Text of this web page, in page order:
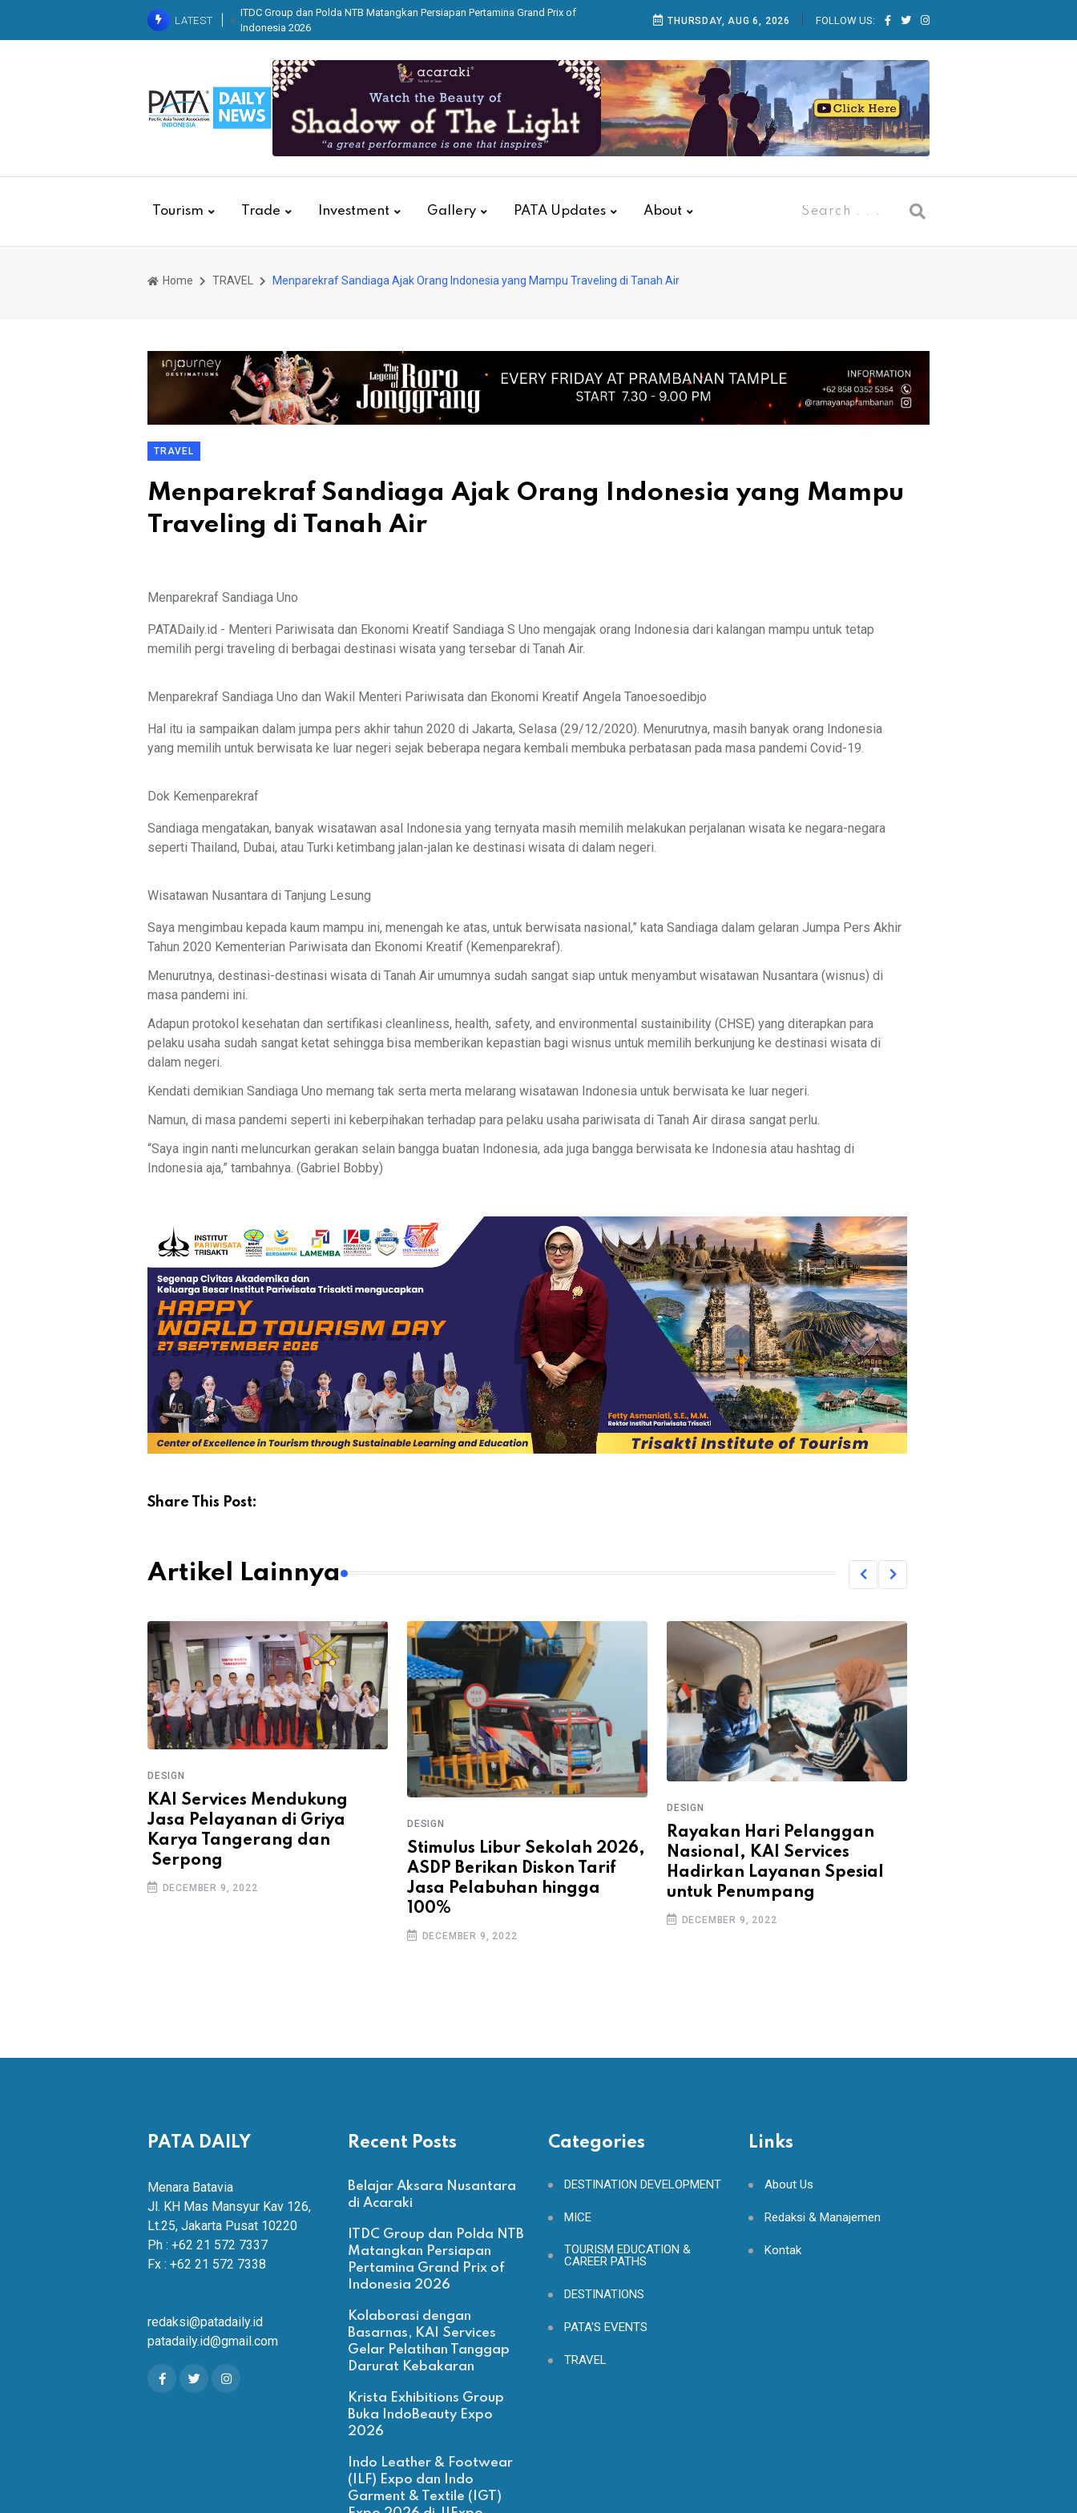
LATEST
ITDC Group dan Polda NTB Matangkan Persiapan Pertamina Grand Prix of
Indonesia 2026
Kebakaran
Krista Exhibitions Group Buka IndoBeauty Expo 2026
Indo Leather & Footwear (ILF) Expo dan Indo Garment & Textile (IGT) Expo
2026 di JIExpo Kemayoran Dibuka
Belajar Aksara Nusantara di Acaraki
THURSDAY, AUG 6, 2026 FOLLOW US:
Tourism Trade Investment Gallery PATA Updates About
Home TRAVEL Menparekraf Sandiaga Ajak Orang Indonesia yang Mampu Traveling di Tanah Air
TRAVEL
Menparekraf Sandiaga Ajak Orang Indonesia yang Mampu
Traveling di Tanah Air
Menparekraf Sandiaga Uno
PATADaily.id - Menteri Pariwisata dan Ekonomi Kreatif Sandiaga S Uno mengajak orang Indonesia dari kalangan mampu untuk tetap
memilih pergi traveling di berbagai destinasi wisata yang tersebar di Tanah Air.
Menparekraf Sandiaga Uno dan Wakil Menteri Pariwisata dan Ekonomi Kreatif Angela Tanoesoedibjo
Hal itu ia sampaikan dalam jumpa pers akhir tahun 2020 di Jakarta, Selasa (29/12/2020). Menurutnya, masih banyak orang Indonesia
yang memilih untuk berwisata ke luar negeri sejak beberapa negara kembali membuka perbatasan pada masa pandemi Covid-19.
Dok Kemenparekraf
Sandiaga mengatakan, banyak wisatawan asal Indonesia yang ternyata masih memilih melakukan perjalanan wisata ke negara-negara
seperti Thailand, Dubai, atau Turki ketimbang jalan-jalan ke destinasi wisata di dalam negeri.
Wisatawan Nusantara di Tanjung Lesung
Saya mengimbau kepada kaum mampu ini, menengah ke atas, untuk berwisata nasional,” kata Sandiaga dalam gelaran Jumpa Pers Akhir
Tahun 2020 Kementerian Pariwisata dan Ekonomi Kreatif (Kemenparekraf).
Menurutnya, destinasi-destinasi wisata di Tanah Air umumnya sudah sangat siap untuk menyambut wisatawan Nusantara (wisnus) di
masa pandemi ini.
Adapun protokol kesehatan dan sertifikasi cleanliness, health, safety, and environmental sustainibility (CHSE) yang diterapkan para
pelaku usaha sudah sangat ketat sehingga bisa memberikan kepastian bagi wisnus untuk memilih berkunjung ke destinasi wisata di
dalam negeri.
Kendati demikian Sandiaga Uno memang tak serta merta melarang wisatawan Indonesia untuk berwisata ke luar negeri.
Namun, di masa pandemi seperti ini keberpihakan terhadap para pelaku usaha pariwisata di Tanah Air dirasa sangat perlu.
“Saya ingin nanti meluncurkan gerakan selain bangga buatan Indonesia, ada juga bangga berwisata ke Indonesia atau hashtag di
Indonesia aja,” tambahnya. (Gabriel Bobby)
Share This Post:
Artikel Lainnya
DESIGN
KAI Services Mendukung
Jasa Pelayanan di Griya
Karya Tangerang dan
Serpong
DECEMBER 9, 2022
DESIGN
Stimulus Libur Sekolah 2026,
ASDP Berikan Diskon Tarif
Jasa Pelabuhan hingga
100%
DECEMBER 9, 2022
DESIGN
Rayakan Hari Pelanggan
Nasional, KAI Services
Hadirkan Layanan Spesial
untuk Penumpang
DECEMBER 9, 2022
PATA DAILY
Menara Batavia
Jl. KH Mas Mansyur Kav 126,
Lt.25, Jakarta Pusat 10220
Ph : +62 21 572 7337
Fx : +62 21 572 7338
redaksi@patadaily.id
patadaily.id@gmail.com
Recent Posts
Belajar Aksara Nusantara
di Acaraki
ITDC Group dan Polda NTB
Matangkan Persiapan
Pertamina Grand Prix of
Indonesia 2026
Kolaborasi dengan
Basarnas, KAI Services
Gelar Pelatihan Tanggap
Darurat Kebakaran
Krista Exhibitions Group
Buka IndoBeauty Expo
2026
Indo Leather & Footwear
(ILF) Expo dan Indo
Garment & Textile (IGT)
Categories
DESTINATION DEVELOPMENT
MICE
TOURISM EDUCATION &
CAREER PATHS
DESTINATIONS
PATA'S EVENTS
TRAVEL
Links
About Us
Redaksi & Manajemen
Kontak